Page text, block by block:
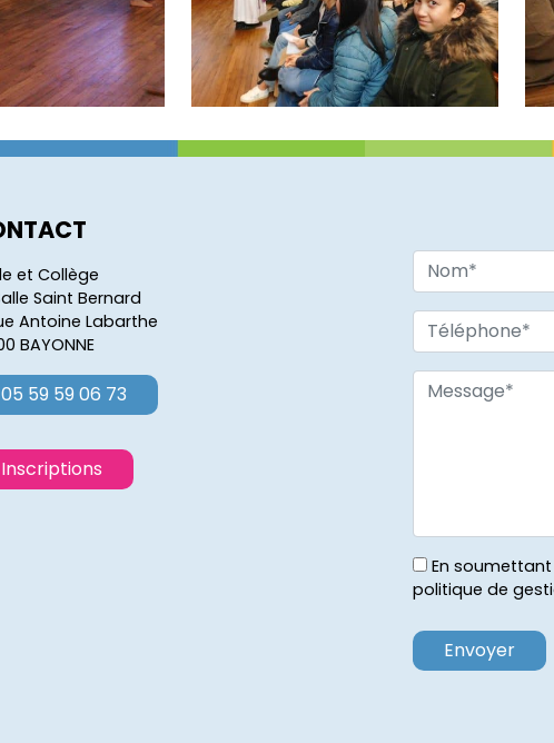
et Collège
Saint Bernard
Antoine Labarthe
BAYONNE
05 59 59 06 73
Inscriptions
En
politique de